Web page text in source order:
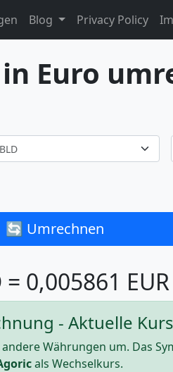
Blog Privacy Policy
in Euro
BLD
🔄 Umrechnen
= 0,005861 EUR
- Aktuelle
Währungen um. Das
als Wechselkurs.